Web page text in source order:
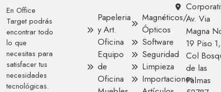
En Office
Target podrás
encontrar todo
lo que
necesitas para
satisfacer tus
necesidades
tecnológicas.
Papeleria
y Art.
Oficina
Equipo
de
Oficina
Magnéticos/
Ópticos
Software
Seguridad
Limpieza
Importaciones
Av. Via
Magna
19 Piso 1,
Col
de las
Palmas